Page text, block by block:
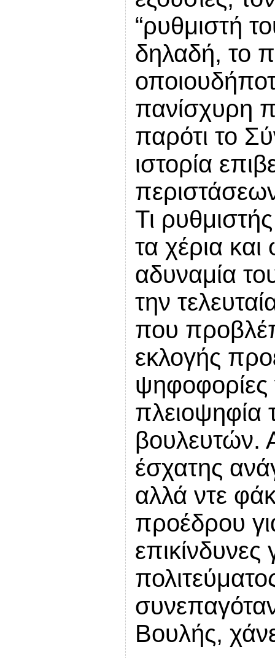
“ρυθμιστή
δηλαδή, το
πανίσχυρη
παρότι το
ιστορία
Τι
τα χέρια
αδυναμία
την
που
εκλογής
ψηφοφορίες
πλειοψηφία
βουλευτών.
έσχατης
αλλά ντε
προέδρου
επικίνδυνες
Βουλής,